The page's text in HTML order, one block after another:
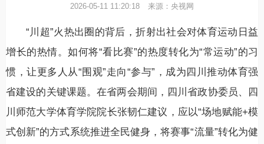
2026-05-11 11:20:18 来源：央视网
“川超”火热出圈的背后，折射出社会对体育运动日益
增长的热情。如何将“看比赛”的热度转化为“常运动”的习
惯，让更多人从“围观”走向“参与”，成为四川推动体育强
省建设的关键课题。在省两会期间，四川省政协委员、四
川师范大学体育学院院长张韧仁建议，应以“场地赋能+模
式创新”的方式系统推进全民健身，将赛事“流量”转化为健